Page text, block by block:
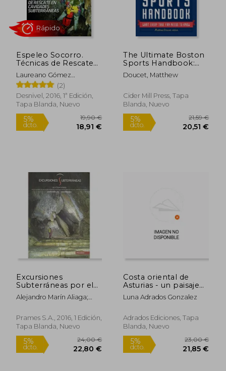
5%
dcto. 61,52 €
5%
dcto.
Rápido
Espeleo Socorro.
Técnicas de Rescate
en Cavidades
Subterráneas
Laureano Gómez
Ramos,Javier Bueno
Berges,Fernando Rivero
Díaz
(2)
Desnivel, 2016, 1ª Edición,
Tapa Blanda, Nuevo
Rápido
The Ultimate Boston
Sports Handbook:
What Every True fan
Needs to Know (en
Doucet, Matthew
Cider Mill Press, Tapa
Blanda, Nuevo
Excursiones
Subterráneas por el
Pirineo Aragonés
Alejandro Marín Aliaga;
Prames S.A., 2016, 1 Edición,
Tapa Blanda, Nuevo
Costa oriental de
Asturias - un paisaje
singular
Luna Adrados Gonzalez
Adrados Ediciones, Tapa
Blanda, Nuevo